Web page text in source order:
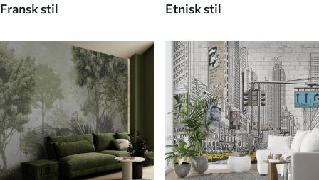
Fransk stil Etnisk stil